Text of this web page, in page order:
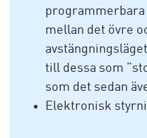
mellan det övre
till dessa som
som det sedan
Elektronisk